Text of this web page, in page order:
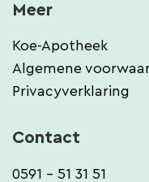
Meer
Koe-Apotheek
Algemene
Privacyverklaring
Contact
0591 - 51 31 51